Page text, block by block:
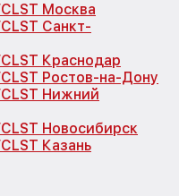
Москва
Санкт-
Краснодар
Ростов-на-Дону
CLST Нижний
Новосибирск
Казань